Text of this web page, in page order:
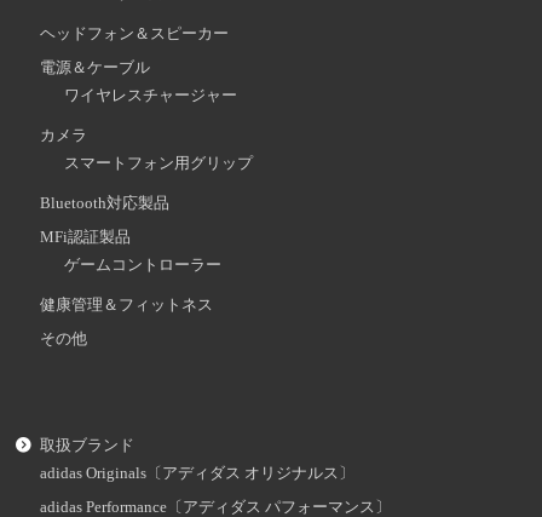
ヘッドフォン＆スピーカー
電源＆ケーブル
ワイヤレスチャージャー
カメラ
スマートフォン用グリップ
Bluetooth対応製品
MFi認証製品
ゲームコントローラー
健康管理＆フィットネス
その他
取扱ブランド
adidas Originals〔アディダス オリジナルス〕
adidas Performance〔アディダス パフォーマンス〕